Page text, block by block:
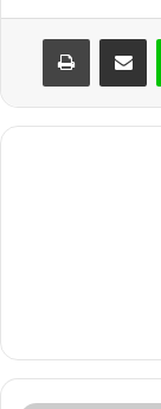
لاين مشاركة عبر البريد طباعة